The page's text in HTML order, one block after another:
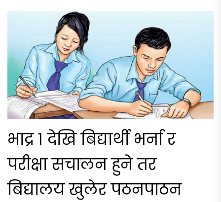
भाद्र १ देखि बिद्यार्थी भर्ना र
परीक्षा सचालन हुने तर
बिद्यालय खुलेर पठनपाठन